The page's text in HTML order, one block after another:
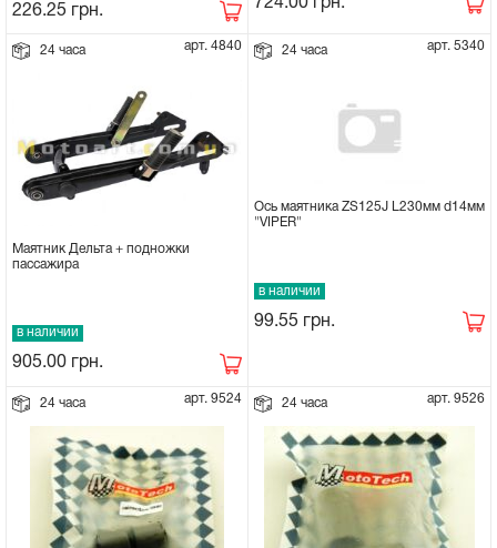
Прокладки на мотоблок
Свечи на мотоблок
Элементы управления, тросики на
Навесное и запчасти к нему
226.25 грн.
24 часа арт. 4840
Маятник Дельта + подножки
пассажира
в наличии
905.00 грн.
24 часа арт. 5340
Ось маятника ZS125J L230мм d14мм
"VIPER"
в наличии
99.55 грн.
24 часа арт. 9524 24 часа арт. 9526